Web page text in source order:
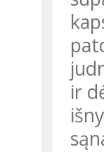
ir